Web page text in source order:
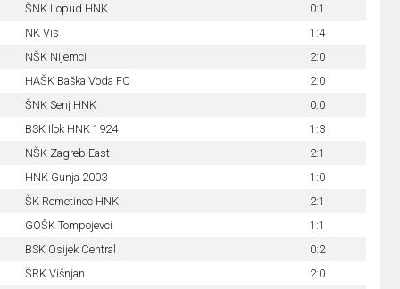
ŠNK Lopud HNK
0:1
NK Vis
1:4
NŠK Nijemci
2:0
HAŠK Baška Voda FC
2:0
ŠNK Senj HNK
0:0
BSK Ilok HNK 1924
1:3
NŠK Zagreb East
2:1
HNK Gunja 2003
1:0
ŠK Remetinec HNK
2:1
GOŠK Tompojevci
1:1
BSK Osijek Central
0:2
ŠRK Višnjan
2:0